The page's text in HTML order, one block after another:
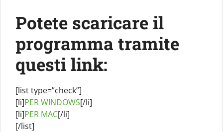
Potete scaricare il
programma tramite
questi link:
[list type=”check”]
[li]PER WINDOWS[/li]
[li]PER MAC[/li]
[/list]